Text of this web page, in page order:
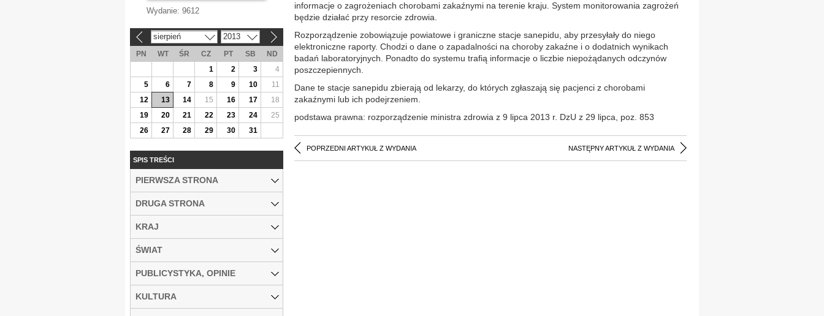
informacje o zagrożeniach chorobami zakaźnymi na terenie kraju. System monitorowania zagrożeń
będzie działać przy resorcie zdrowia.
Rozporządzenie zobowiązuje powiatowe i graniczne stacje sanepidu, aby przesyłały do niego
elektroniczne raporty. Chodzi o dane o zapadalności na choroby zakaźne i o dodatnich wynikach
badań laboratoryjnych. Ponadto do systemu trafią informacje o liczbie niepożądanych odczynów
poszczepiennych.
Dane te stacje sanepidu zbierają od lekarzy, do których zgłaszają się pacjenci z chorobami
zakaźnymi lub ich podejrzeniem.
podstawa prawna: rozporządzenie ministra zdrowia z 9 lipca 2013 r. DzU z 29 lipca, poz. 853
POPRZEDNI ARTYKUŁ Z WYDANIA NASTĘPNY ARTYKUŁ Z WYDANIA
Wydanie: 9612
sierpień 2013
PN WT ŚR CZ PT SB
ND
1
2 3
4
5
6 7 8 9 10
11
12
13 14 15 16 17
18
19
20 21 22 23 24
25
26
27 28 29 30 31
SPIS TREŚCI
PIERWSZA STRONA
DRUGA STRONA
KRAJ
ŚWIAT
PUBLICYSTYKA, OPINIE
KULTURA